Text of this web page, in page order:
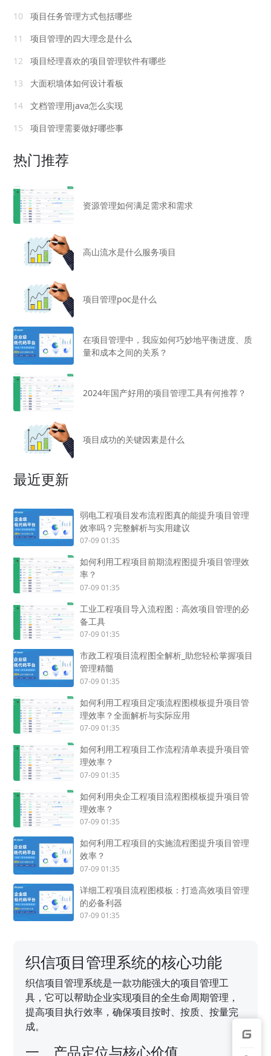
10
项目任务管理方式包括哪些
11
项目管理的四大理念是什么
12
项目经理喜欢的项目管理软件有哪些
13
大面积墙体如何设计看板
14
文档管理用java怎么实现
15
项目管理需要做好哪些事
热门推荐
资源管理如何满足需求和需求
高山流水是什么服务项目
项目管理poc是什么
在项目管理中，我应如何巧妙地平衡进度、质
量和成本之间的关系？
2024年国产好用的项目管理工具有何推荐？
项目成功的关键因素是什么
最近更新
弱电工程项目发布流程图真的能提升项目管理
效率吗？完整解析与实用建议
07-09 01:35
如何利用工程项目前期流程图提升项目管理效
率？
07-09 01:35
工业工程项目导入流程图：高效项目管理的必
备工具
07-09 01:35
市政工程项目流程图全解析_助您轻松掌握项目
管理精髓
07-09 01:35
如何利用工程项目定项流程图模板提升项目管
理效率？全面解析与实际应用
07-09 01:35
如何利用工程项目工作流程清单表提升项目管
理效率？
07-09 01:35
如何利用央企工程项目流程图模板提升项目管
理效率？
07-09 01:35
如何利用工程项目的实施流程图提升项目管理
效率？
07-09 01:35
详细工程项目流程图模板：打造高效项目管理
的必备利器
07-09 01:35
织信项目管理系统的核心功能
织信项目管理系统是一款功能强大的项目管理工
具，它可以帮助企业实现项目的全生命周期管理，
提高项目执行效率，确保项目按时、按质、按量完
成。
一、产品定位与核心价值